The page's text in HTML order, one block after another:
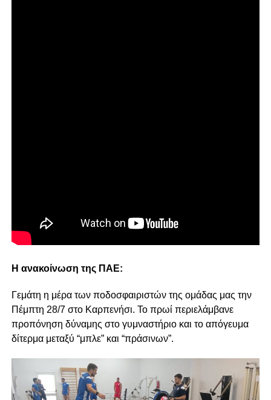
Η ανακοίνωση της ΠΑΕ:
Γεμάτη η μέρα των ποδοσφαιριστών της ομάδας μας την
Πέμπτη 28/7 στο Καρπενήσι. Το πρωί περιελάμβανε
προπόνηση δύναμης στο γυμναστήριο και το απόγευμα
δίτερμα μεταξύ “μπλε” και “πράσινων”.